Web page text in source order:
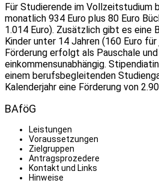
Für Studierende im Vollzeitstudium
monatlich 934 Euro plus 80 Euro
1.014 Euro). Zusätzlich gibt es eine
Kinder unter 14 Jahren (160 Euro für
Förderung erfolgt als Pauschale
einkommensunabhängig.
einem berufsbegleitenden
Kalenderjahr eine Förderung von
BAföG
Leistungen
Voraussetzungen
Zielgruppen
Antragsprozedere
Kontakt und Links
Hinweise